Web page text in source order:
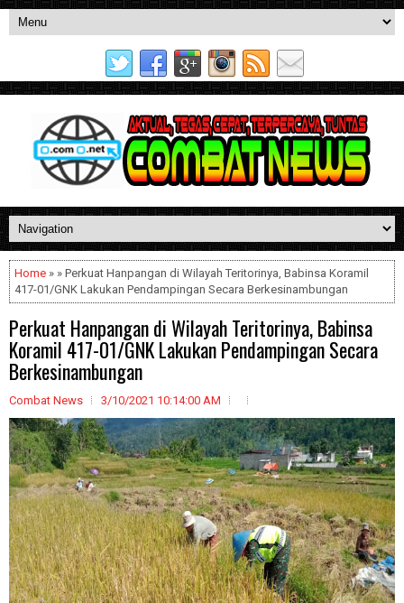
Home » » Perkuat Hanpangan di Wilayah Teritorinya, Babinsa Koramil
417-01/GNK Lakukan Pendampingan Secara Berkesinambungan
Perkuat Hanpangan di Wilayah Teritorinya, Babinsa
Koramil 417-01/GNK Lakukan Pendampingan Secara
Berkesinambungan
Combat News 3/10/2021 10:14:00 AM